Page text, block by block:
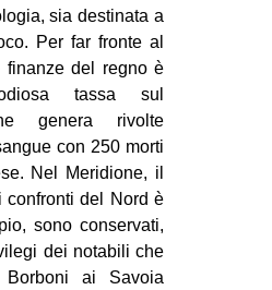
sia destinata a
Per far fronte al
finanze del regno è
tassa sul
genera rivolte
con 250 morti
Nel Meridione, il
confronti del Nord è
sono conservati,
dei notabili che
Borboni ai Savoia